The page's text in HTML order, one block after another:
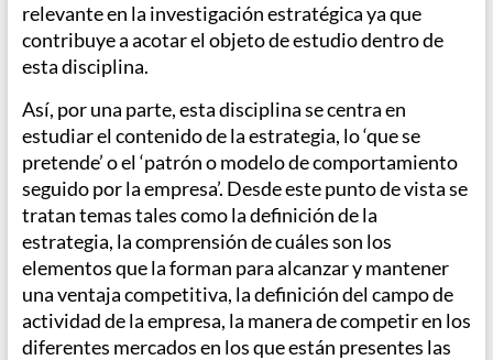
relevante en la investigación estratégica ya que
contribuye a acotar el objeto de estudio dentro de
esta disciplina.
Así, por una parte, esta disciplina se centra en
estudiar el contenido de la estrategia, lo ‘que se
pretende’ o el ‘patrón o modelo de comportamiento
seguido por la empresa’. Desde este punto de vista se
tratan temas tales como la definición de la
estrategia, la comprensión de cuáles son los
elementos que la forman para alcanzar y mantener
una ventaja competitiva, la definición del campo de
actividad de la empresa, la manera de competir en los
diferentes mercados en los que están presentes las